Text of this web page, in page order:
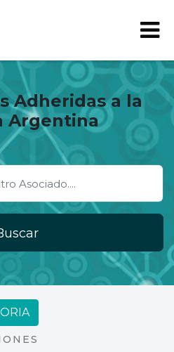
Adheridas a la
Argentina